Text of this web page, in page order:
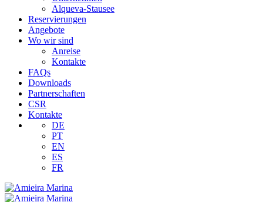
Alqueva-Stausee
Reservierungen
Angebote
Wo wir sind
Anreise
Kontakte
FAQs
Downloads
Partnerschaften
CSR
Kontakte
DE
PT
EN
ES
FR